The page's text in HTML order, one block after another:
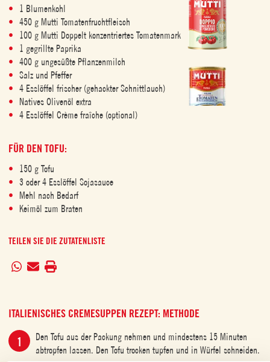
1 Blumenkohl
450 g Mutti Tomatenfruchtfleisch
100 g Mutti Doppelt konzentriertes Tomatenmark
1 gegrillte Paprika
400 g ungesüßte Pflanzenmilch
Salz und Pfeffer
4 Esslöffel frischer (gehackter Schnittlauch)
Natives Olivenöl extra
4 Esslöffel Crème fraîche (optional)
FÜR DEN TOFU:
150 g Tofu
3 oder 4 Esslöffel Sojasauce
Mehl nach Bedarf
Keimöl zum Braten
TEILEN SIE DIE ZUTATENLISTE
ITALIENISCHES CREMESUPPEN REZEPT: METHODE
Den Tofu aus der Packung nehmen und mindestens 15 Minuten
abtropfen lassen. Den Tofu trocken tupfen und in Würfel schneiden.